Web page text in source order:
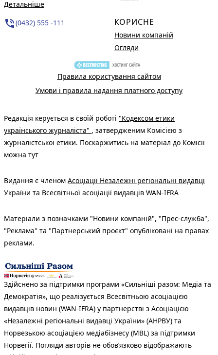
Детальніше
phone_in_talk(0432) 555 -111 КОРИСНЕ
Новини компаній
Огляди
Правила користування сайтом
Умови і правила надання платного доступу
Редакція керується в своїй роботі "Кодексом етики
українського журналіста" , затвердженим Комісією з
журналістської етики. Поскаржитись на матеріал до Комісії
можна тут
Видання є членом Асоціації Незалежні регіональні видавці
України та Всесвітньої асоціації видавців WAN-IFRA
Матеріали з позначками "Новини компаній", "Прес-служба",
"Реклама" та "Партнерський проєкт" опубліковані на правах
реклами.
Здійснено за підтримки програми «Сильніші разом: Медіа та
Демократія», що реалізується Всесвітньою асоціацією
видавців новин (WAN-IFRA) у партнерстві з Асоціацією
«Незалежні регіональні видавці України» (АНРВУ) та
Норвезькою асоціацією медіабізнесу (MBL) за підтримки
Норвегії. Погляди авторів не обов’язково відображають